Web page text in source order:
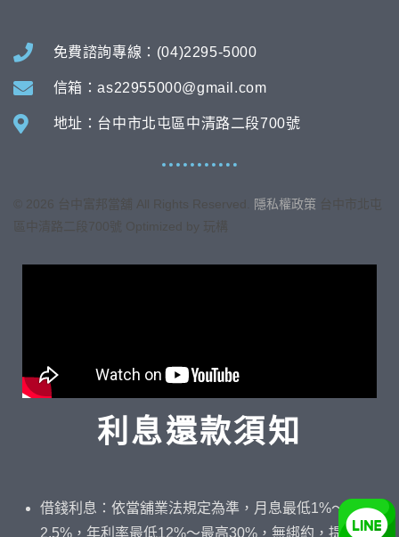
利息還款須知
借錢利息：依當舖業法規定為準，月息最低1%～最高
2.5%，年利率最低12%～最高30%，無綁約，提前結
免費諮詢專線：(04)2295-5000
信箱：as22955000@gmail.com
地址：台中市北屯區中清路二段700號
2026 台中富邦當舖 All Rights Reserved. 隱私權政策 台中市北屯
區中清路二段700號 Optimized by 玩構